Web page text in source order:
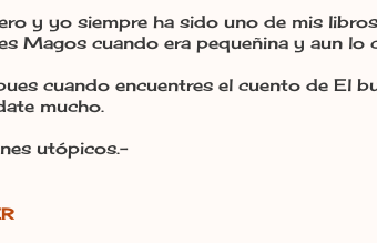
y yo siempre ha sido uno de mis
Magos cuando era pequeñina y aun lo
cuando encuentres el cuento de El
mucho.
utópicos.-